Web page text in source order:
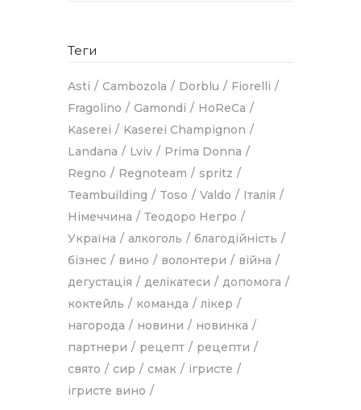
Теги
Asti Cambozola Dorblu
Fiorelli
Fragolino
Gamondi
HoReCa
Kaserei
Kaserei Champignon
Landana
Lviv
Prima Donna
Regno
Regnoteam
spritz
Teambuilding
Toso Valdo
Італія
Німеччина
Теодоро Негро
Україна
алкоголь
благодійність
бізнес
вино волонтери
війна
дегустація
делікатеси
допомога
коктейль
команда
лікер
нагорода
новини
новинка
партнери
рецепт
рецепти
свято
сир смак
ігристе
ігристе вино